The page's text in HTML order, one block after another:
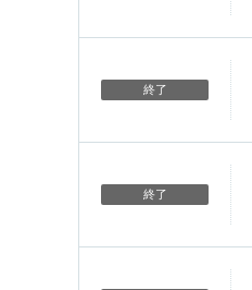
終了
終了